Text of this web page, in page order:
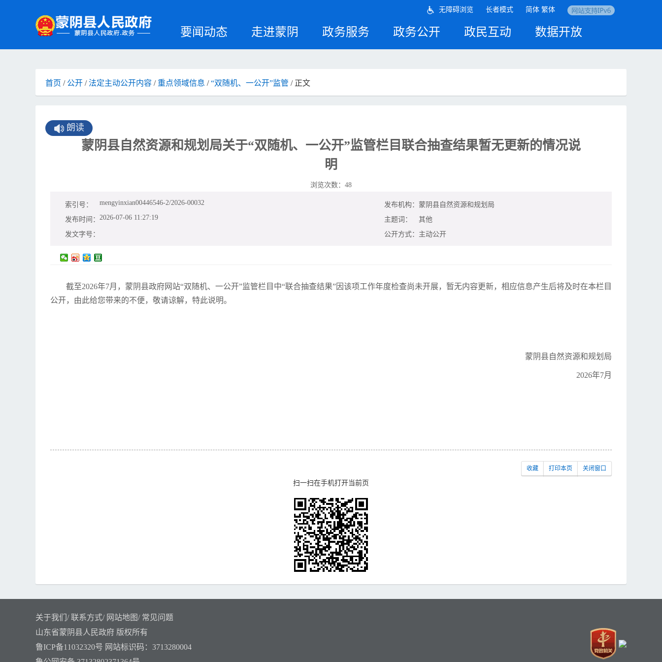
要闻动态 走进蒙阴 政务服务 政务公开 政民互动 数据开放
无障碍浏览 长者模式 简体 繁体
首页 / 公开 /法定主动公开内容 / 重点领域信息 /“双随机、一公开”监管 / 正文
朗读
蒙阴县自然资源和规划局关于“双随机、一公开”监管栏目联合抽查结果暂无更新的情况说
明
浏览次数： 48
索引号： mengyinxian00446546-2/2026-00032 发布机构： 蒙阴县自然资源和规划局
发布时间： 2026-07-06 11:27:19 主题词：
其他
发文字号：
公开方式： 主动公开
截至2026年7月，蒙阴县政府网站“双随机、一公开”监管栏目中“联合抽查结果”因该项工作年度检查尚未开展，暂无内容更新，相应信息产生后将及时在本栏目
公开，由此给您带来的不便，敬请谅解，特此说明。
蒙阴县自然资源和规划局
2026年7月
收藏 打印本页 关闭窗口
扫一扫在手机打开当前页
关于我们 /联系方式/ 网站地图/ 常见问题
山东省蒙阴县人民政府 版权所有
鲁ICP备11032320号 网站标识码：3713280004